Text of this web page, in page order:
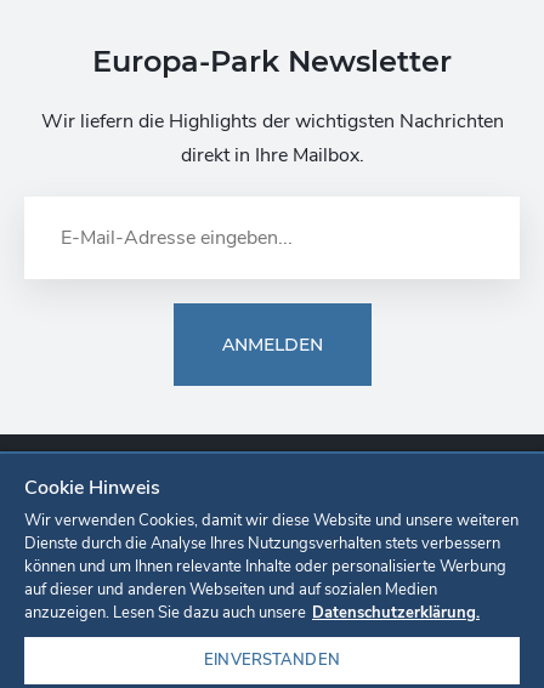
Europa-Park Newsletter
Wir liefern die Highlights der wichtigsten Nachrichten
direkt in Ihre Mailbox.
ANMELDEN
Europa-Park Ticketshop Onlineshop Karriere Unternehmen
Datenschutzerklärung Cookie-Einstellungen Impressum
Cookie Hinweis
Wir verwenden Cookies, damit wir diese Website und unsere weiteren
Dienste durch die Analyse Ihres Nutzungsverhalten stets verbessern
können und um Ihnen relevante Inhalte oder personalisierte Werbung
auf dieser und anderen Webseiten und auf sozialen Medien
anzuzeigen. Lesen Sie dazu auch unsere Datenschutzerklärung.
EINVERSTANDEN